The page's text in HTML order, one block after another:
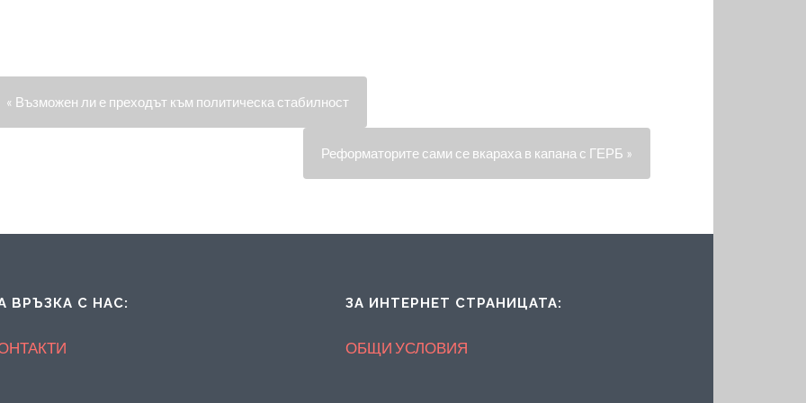
« Възможен ли е преходът към политическа стабилност
Реформаторите сами се вкараха в капана с ГЕРБ »
ВРЪЗКА С НАС: ЗА ИНТЕРНЕТ СТРАНИЦАТА:
ОБЩИ УСЛОВИЯ